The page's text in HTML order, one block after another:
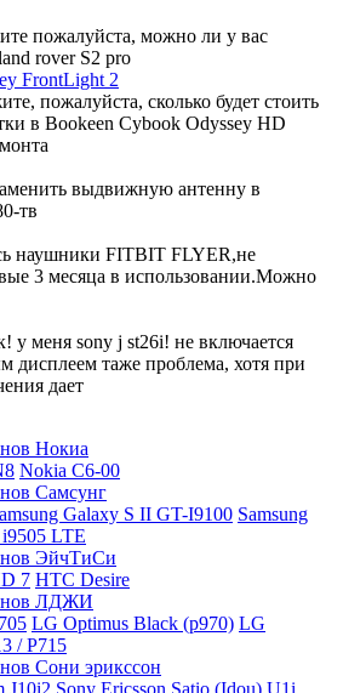
пожалуйста, можно ли у вас
rover S2 pro
FrontLight 2
пожалуйста, сколько будет стоить
в Bookeen Cybook Odyssey HD
выдвижную антенну в
тв
наушники FITBIT FLYER,не
3 месяца в использовании.Можно
у меня sony j st26i! не включается
дисплеем таже проблема, хотя при
дает
Nokia C6-00
Galaxy S II GT-I9100 Samsung
LTE
7 HTC Desire
LG Optimus Black (p970) LG
/ P715